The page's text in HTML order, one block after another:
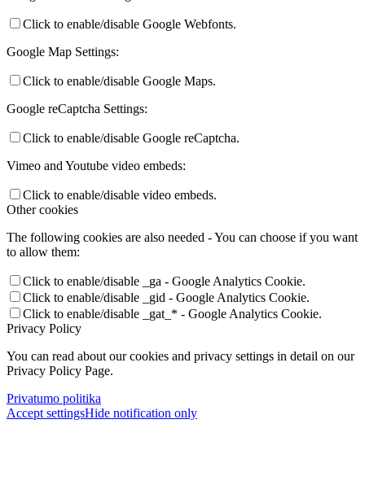
Click to enable/disable Google Webfonts.
Google Map Settings:
Click to enable/disable Google Maps.
Google reCaptcha Settings:
Click to enable/disable Google reCaptcha.
Vimeo and Youtube video embeds:
Click to enable/disable video embeds.
Other cookies
The following cookies are also needed - You can choose if you want
to allow them:
Click to enable/disable _ga - Google Analytics Cookie.
Click to enable/disable _gid - Google Analytics Cookie.
Click to enable/disable _gat_* - Google Analytics Cookie.
Privacy Policy
You can read about our cookies and privacy settings in detail on our
Privacy Policy Page.
Privatumo politika
Accept settingsHide notification only